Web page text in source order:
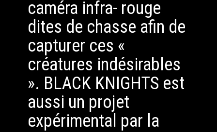
caméra infra- rouge
dites de chasse afin de
capturer ces «
créatures indésirables
». BLACK KNIGHTS est
aussi un projet
expérimental par la